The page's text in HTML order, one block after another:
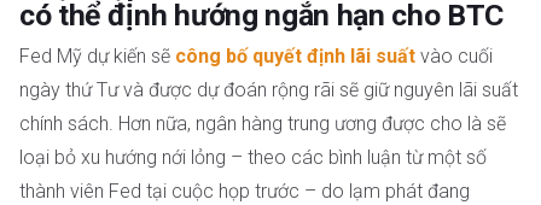
có thể định hướng ngắn hạn cho BTC
Fed Mỹ dự kiến sẽ công bố quyết định lãi suất vào cuối
ngày thứ Tư và được dự đoán rộng rãi sẽ giữ nguyên lãi suất
chính sách. Hơn nữa, ngân hàng trung ương được cho là sẽ
loại bỏ xu hướng nới lỏng – theo các bình luận từ một số
thành viên Fed tại cuộc họp trước – do lạm phát đang